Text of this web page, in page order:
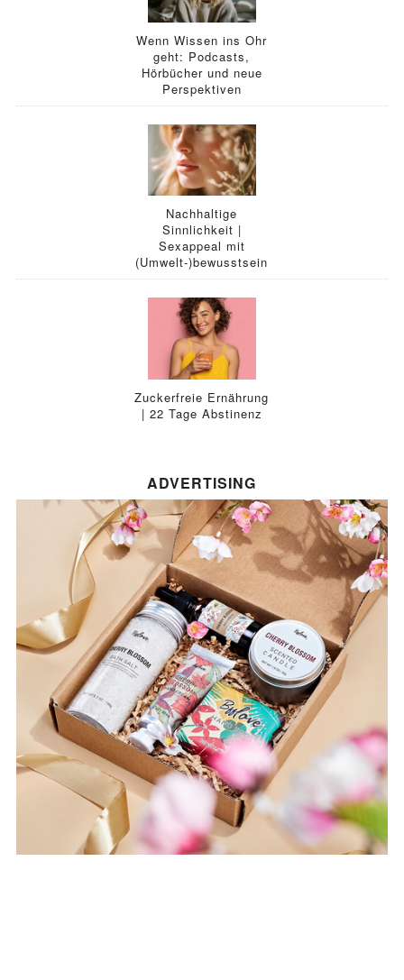
Wenn Wissen ins Ohr
geht: Podcasts,
Hörbücher und neue
Perspektiven
Nachhaltige
Sinnlichkeit |
Sexappeal mit
(Umwelt-)bewusstsein
Zuckerfreie Ernährung
| 22 Tage Abstinenz
ADVERTISING